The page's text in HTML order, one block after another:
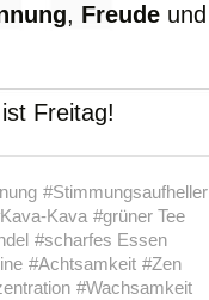
, Freude und
Freitag!
#Stimmungsaufheller
Kava #grüner Tee
#scharfes Essen
#Achtsamkeit #Zen
#Wachsamkeit